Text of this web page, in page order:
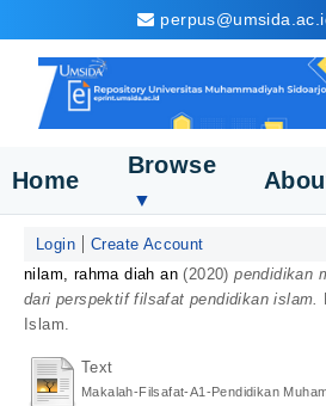
Home
Browse
▼
Login
Create Account
nilam, rahma diah an (2020)pendidikan
dari perspektif filsafat pendidikan islam.
Islam.
Text
Makalah-Filsafat-A1-Pendidikan